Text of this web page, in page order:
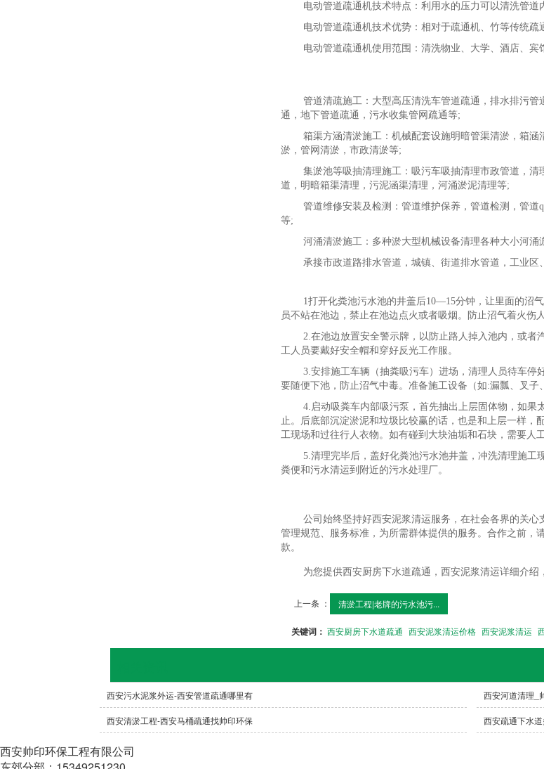
电动管道疏通机技术特点：利用水的压力可以清洗管道
电动管道疏通机技术优势：相对于疏通机、竹等传统
电动管道疏通机使用范围：清洗物业、大学、酒店、宾
管道清疏施工：大型高压清洗车管道疏通，排水排污
通，地下管道疏通，污水收集管网疏通等;
箱渠方涵清淤施工：机械配套设施明暗管渠清淤，箱
淤，管网清淤，市政清淤等;
集淤池等吸抽清理施工：吸污车吸抽清理市政管道，
道，明暗箱渠清理，污泥涵渠清理，河涌淤泥清理等;
管道维修安装及检测：管道维护保养，管道检测，管
等;
河涌清淤施工：多种淤大型机械设备清理各种大小河
承接市政道路排水管道，城镇、街道排水管道，工业
1打开化粪池污水池的井盖后10—15分钟，让里面的沼
员不站在池边，禁止在池边点火或者吸烟。防止沼气着火伤
2.在池边放置安全警示牌，以防止路人掉入池内，或
工人员要戴好安全帽和穿好反光工作服。
3.安排施工车辆（抽粪吸污车）进场，清理人员待车停
要随便下池，防止沼气中毒。准备施工设备（如:漏瓢、叉子
4.启动吸粪车内部吸污泵，首先抽出上层固体物，如
止。后底部沉淀淤泥和垃圾比较赢的话，也是和上层一样
工现场和过往行人衣物。如有碰到大块油垢和石块，需要人
5.清理完毕后，盖好化粪池污水池井盖，冲洗清理施
粪便和污水清运到附近的污水处理厂。
公司始终坚持好西安泥浆清运服务，在社会各界的关
管理规范、服务标准，为所需群体提供的服务。合作之前，
款。
为您提供西安厨房下水道疏通，西安泥浆清运详细介绍
上一条 ： 清淤工程|老牌的污水池污...
关键词： 西安厨房下水道疏通 西安泥浆清运价格 西安泥浆清运
西安污水泥浆外运-西安管道疏通哪里有 西安河道清理_
西安清淤工程-西安马桶疏通找帅印环保 西安疏通下水
西安帅印环保工程有限公司